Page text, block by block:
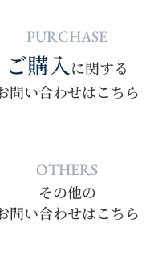
PURCHASE
ご購入に関する
問い合わせはこちら
OTHERS
その他の
問い合わせはこちら